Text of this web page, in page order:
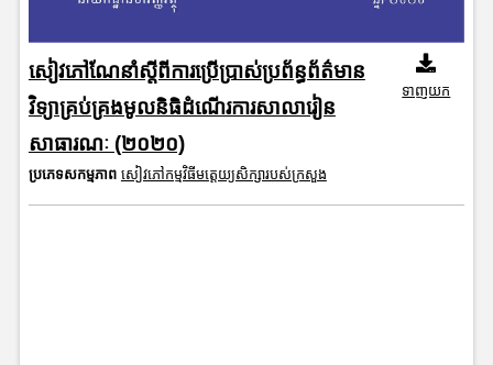
សៀវភៅណែនាំស្តីពីការប្រើប្រាស់ប្រព័ន្ធព័ត៌មាន
វិទ្យាគ្រប់គ្រងមូលនិធិដំណើរការសាលារៀន
សាធារណៈ (២០២០)
ប្រភេទសកម្មភាព សៀវភៅកម្មវិធីមត្តេយ្យសិក្សារបស់ក្រសួង
ទាញយក